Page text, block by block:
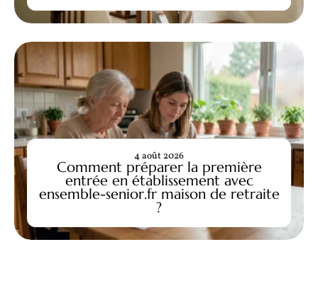
Comment préparer la première
entrée en établissement avec
ensemble-senior.fr maison de retraite
?
4 août 2026